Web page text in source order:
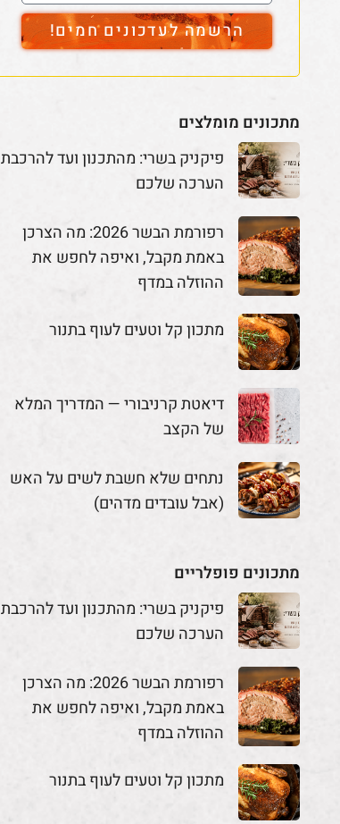
הרשמה לעדכונים חמים!
מתכונים מומלצים
פיקניק בשרי: מהתכנון ועד להרכבת
הערכה שלכם
רפורמת הבשר 2026: מה הצרכן
באמת מקבל, ואיפה לחפש את
ההוזלה במדף
מתכון קל וטעים לעוף בתנור
דיאטת קרניבורי — המדריך המלא
של הקצב
נתחים שלא חשבת לשים על האש
(אבל עובדים מדהים)
מתכונים פופלריים
פיקניק בשרי: מהתכנון ועד להרכבת
הערכה שלכם
רפורמת הבשר 2026: מה הצרכן
באמת מקבל, ואיפה לחפש את
ההוזלה במדף
מתכון קל וטעים לעוף בתנור